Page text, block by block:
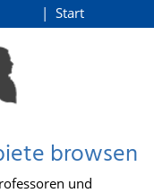
Start
browsen
und